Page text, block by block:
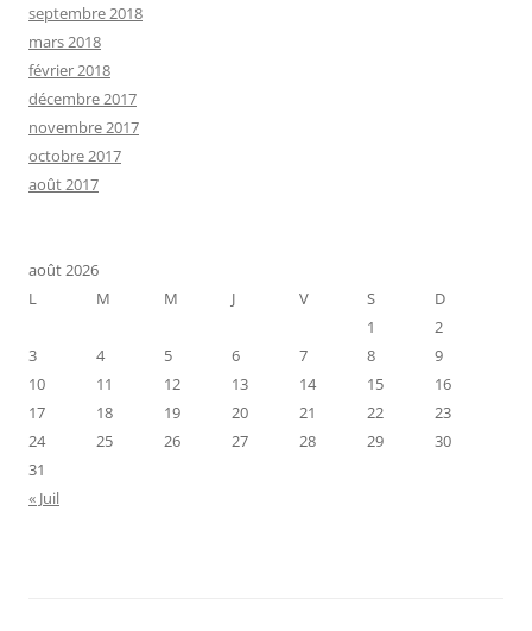
septembre 2018
mars 2018
février 2018
décembre 2017
novembre 2017
octobre 2017
août 2017
août 2026
L
M M J V S
D
1
2
3
4 5 6 7 8
9
10
11 12 13 14 15
16
17
18 19 20 21 22
23
24
25 26 27 28 29
30
31
« Juil